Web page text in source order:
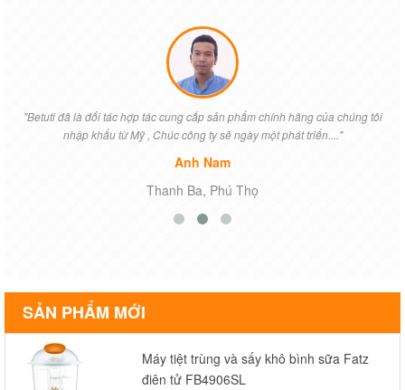
"Betuti đã là đối tác hợp tác cung cấp sản phẩm chính hãng của chúng tôi
nhập khẩu từ Mỹ , Chúc công ty sẽ ngày một phát triển...."
Anh Nam
Thanh Ba, Phú Thọ
SẢN PHẨM MỚI
Máy tiệt trùng và sấy khô bình sữa Fatz
điện tử FB4906SL